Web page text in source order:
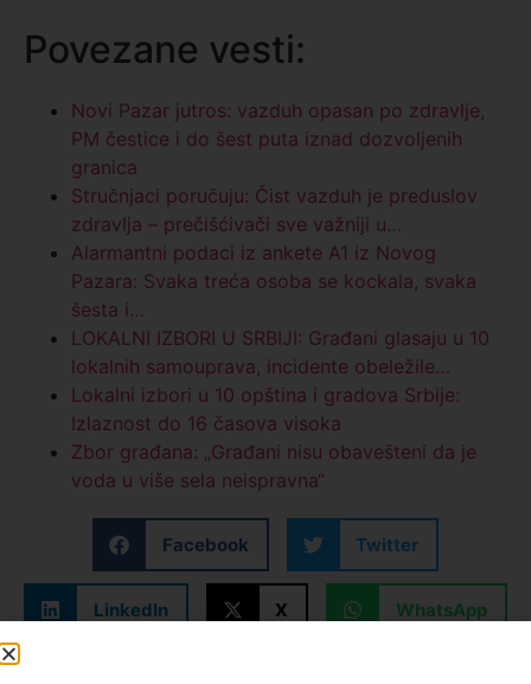
Povezane vesti:
Novi Pazar jutros: vazduh opasan po zdravlje,
PM čestice i do šest puta iznad dozvoljenih
granica
Stručnjaci poručuju: Čist vazduh je preduslov
zdravlja – prečišćivači sve važniji u…
Alarmantni podaci iz ankete A1 iz Novog
Pazara: Svaka treća osoba se kockala, svaka
šesta i…
LOKALNI IZBORI U SRBIJI: Građani glasaju u 10
lokalnih samouprava, incidente obeležile…
Lokalni izbori u 10 opština i gradova Srbije:
Izlaznost do 16 časova visoka
Zbor građana: „Građani nisu obavešteni da je
voda u više sela neispravna“
Facebook Twitter
LinkedIn X WhatsApp